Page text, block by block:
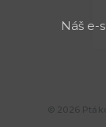
© 2026
Náš